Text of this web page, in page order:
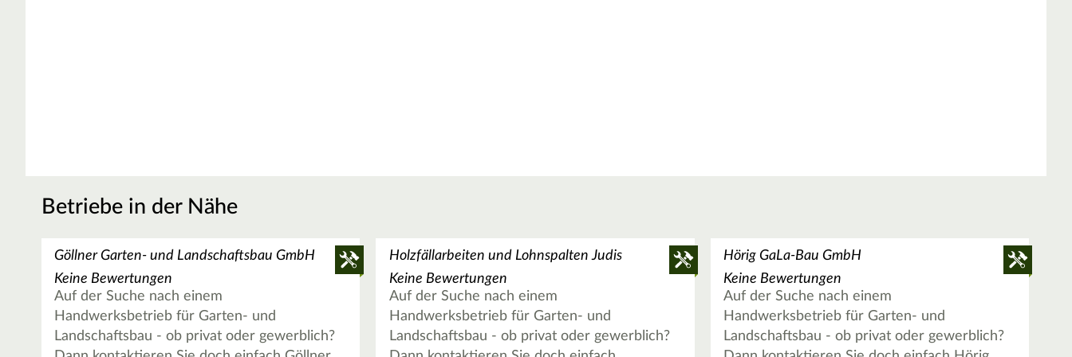
Betriebe in der Nähe
Göllner Garten- und Landschaftsbau GmbH
Keine Bewertungen
Auf der Suche nach einem
Handwerksbetrieb für Garten- und
Landschaftsbau - ob privat oder gewerblich?
Holzfällarbeiten und Lohnspalten Judis
Keine Bewertungen
Auf der Suche nach einem
Handwerksbetrieb für Garten- und
Landschaftsbau - ob privat oder gewerblich?
Hörig GaLa-Bau GmbH
Keine Bewertungen
Auf der Suche nach einem
Handwerksbetrieb für Garten- und
Landschaftsbau - ob privat oder gewerblich?